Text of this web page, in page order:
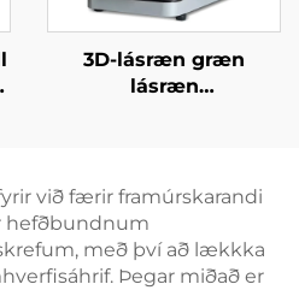
3D-lásræn græn
lásræn
við færir framúrskarandi
hefðbundnum
með því að lækkka
Þegar miðað er